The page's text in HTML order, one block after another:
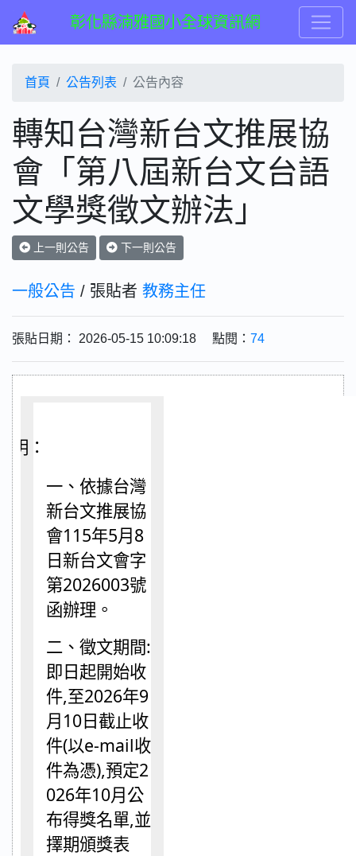
彰化縣湳雅國小全球資訊網
首頁 公告列表 公告內容
轉知台灣新台文推展協
會「第八屆新台文台語
文學獎徵文辦法」
上一則公告 下一則公告
一般公告 / 張貼者 教務主任
張貼日期： 2026-05-15 10:09:18 點閱： 74
明：
一、依據台灣
新台文推展協
會115年5月8
日新台文會字
第2026003號
函辦理。
二、 徵文期間:
即日起開始收
件,至2026年9
月10日截止收
件(以e-mail收
件為憑),預定2
026年10月公
布得獎名單,並
擇期頒獎表